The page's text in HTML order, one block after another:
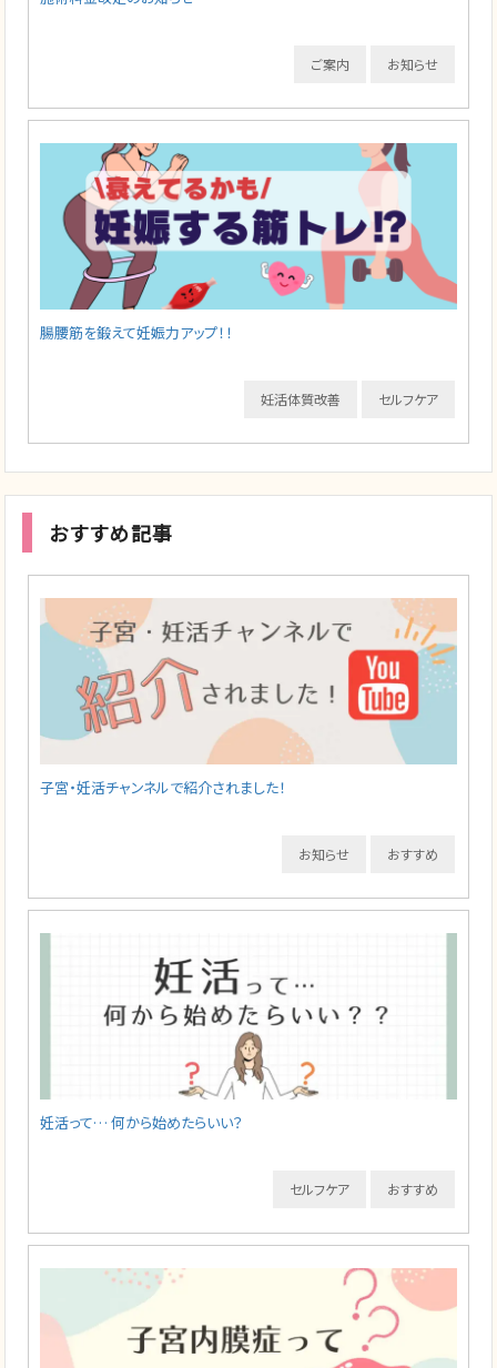
お知らせ
ご案内
腸腰筋を鍛えて妊娠力アップ！！
セルフケア
妊活体質改善
おすすめ記事
子宮・妊活チャンネルで紹介されました！
おすすめ
お知らせ
妊活って… 何から始めたらいい？
おすすめ
セルフケア